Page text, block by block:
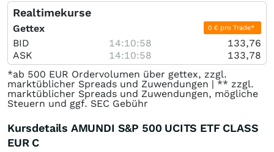
Realtimekurse
Gettex 0 € pro Trade*
BID 14:10:58
133,76
ASK
14:10:58
133,78
*ab 500 EUR Ordervolumen über gettex, zzgl.
marktüblicher Spreads und Zuwendungen | ** zzgl.
marktüblicher Spreads und Zuwendungen, mögliche
Steuern und ggf. SEC Gebühr
Kursdetails AMUNDI S&P 500 UCITS ETF CLASS
EUR C